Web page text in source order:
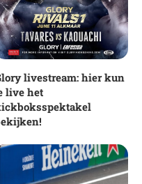
livestream: hier kun
live het